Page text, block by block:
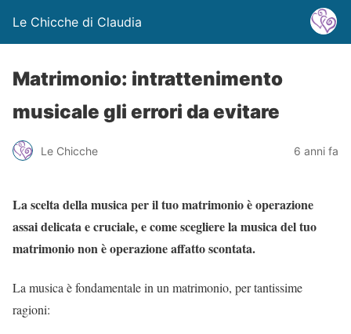
Le Chicche di Claudia
Matrimonio: intrattenimento
musicale gli errori da evitare
Le Chicche 6 anni fa
La scelta della musica per il tuo matrimonio è operazione
assai delicata e cruciale, e come scegliere la musica del tuo
matrimonio non è operazione affatto scontata.
La musica è fondamentale in un matrimonio, per tantissime
ragioni: